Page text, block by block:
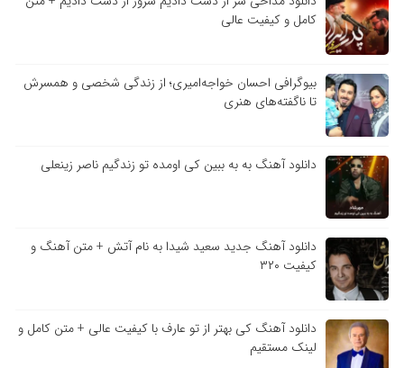
کامل و کیفیت عالی
بیوگرافی احسان خواجه‌امیری؛ از زندگی شخصی و همسرش
تا ناگفته‌های هنری
دانلود آهنگ به به ببین کی اومده تو زندگیم ناصر زینعلی
دانلود آهنگ جدید سعید شیدا به نام آتش + متن آهنگ و
کیفیت ۳۲۰
دانلود آهنگ کی بهتر از تو عارف با کیفیت عالی + متن کامل و
لینک مستقیم